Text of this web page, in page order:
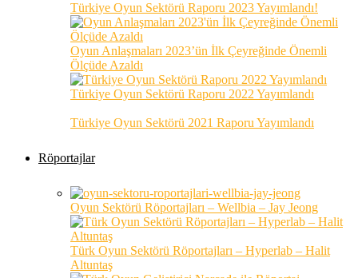
Türkiye Oyun Sektörü Raporu 2023 Yayımlandı!
Oyun Anlaşmaları 2023’ün İlk Çeyreğinde Önemli
Ölçüde Azaldı
Türkiye Oyun Sektörü Raporu 2022 Yayımlandı
Türkiye Oyun Sektörü 2021 Raporu Yayımlandı
Röportajlar
Oyun Sektörü Röportajları – Wellbia – Jay Jeong
Türk Oyun Sektörü Röportajları – Hyperlab – Halit
Altuntaş